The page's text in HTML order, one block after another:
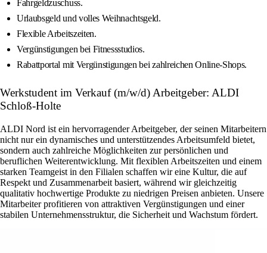
Fahrgeldzuschuss.
Urlaubsgeld und volles Weihnachtsgeld.
Flexible Arbeitszeiten.
Vergünstigungen bei Fitnessstudios.
Rabattportal mit Vergünstigungen bei zahlreichen Online-Shops.
Werkstudent im Verkauf (m/w/d) Arbeitgeber: ALDI
Schloß-Holte
ALDI Nord ist ein hervorragender Arbeitgeber, der seinen Mitarbeitern
nicht nur ein dynamisches und unterstützendes Arbeitsumfeld bietet,
sondern auch zahlreiche Möglichkeiten zur persönlichen und
beruflichen Weiterentwicklung. Mit flexiblen Arbeitszeiten und einem
starken Teamgeist in den Filialen schaffen wir eine Kultur, die auf
Respekt und Zusammenarbeit basiert, während wir gleichzeitig
qualitativ hochwertige Produkte zu niedrigen Preisen anbieten. Unsere
Mitarbeiter profitieren von attraktiven Vergünstigungen und einer
stabilen Unternehmensstruktur, die Sicherheit und Wachstum fördert.